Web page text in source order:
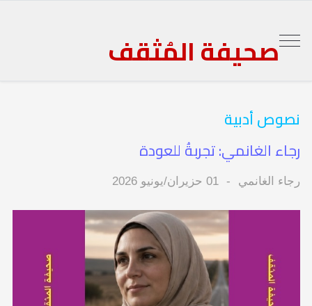
صحيفة المُثقف
نصوص أدبية
رجاء الغانمي: تجربةُ للعودة
رجاء الغانمي 01 حزيران/يونيو 2026